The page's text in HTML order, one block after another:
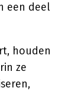
een deel
houden
ze